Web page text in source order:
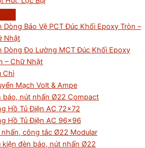
Dòng Bảo Vệ PCT Đúc Khối Epoxy Tròn –
Nhật
Dòng Đo Lường MCT Đúc Khối Epoxy
– Chữ Nhật
Chì
Mạch Volt & Ampe
báo, nút nhấn Ø22 Compact
Hồ Tủ Điện AC 72×72
Hồ Tủ Điện AC 96×96
nhấn, công tắc Ø22 Modular
kiện đèn báo, nút nhấn Ø22